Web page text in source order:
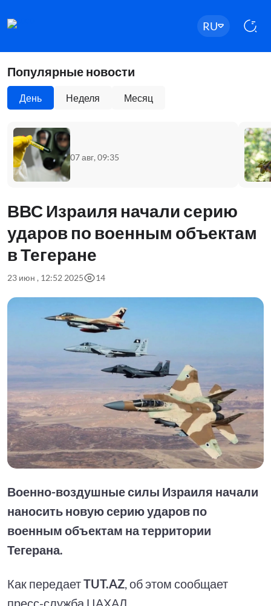
RU
Популярные новости
День Неделя Месяц
07 авг, 09:35
ВВС Израиля начали серию
ударов по военным объектам
в Тегеране
23 июн , 12:52 2025 14
Военно-воздушные силы Израиля начали
наносить новую серию ударов по
военным объектам на территории
Тегерана.
Как передаетTUT.AZ , об этом сообщает
пресс-служба ЦАХАЛ.